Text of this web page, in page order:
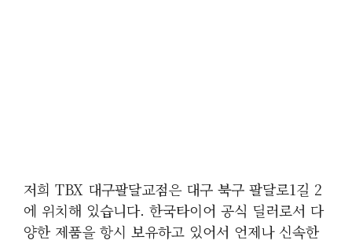
저희 TBX 대구팔달교점은 대구 북구 팔달로1길 2
에 위치해 있습니다. 한국타이어 공식 딜러로서 다
양한 제품을 항시 보유하고 있어서 언제나 신속한